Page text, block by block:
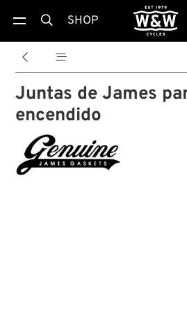
 SHOP
 
Juntas de James
encendido